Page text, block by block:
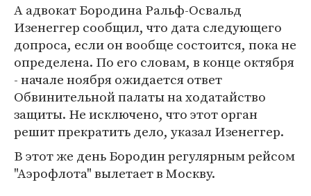
А адвокат Бородина Ральф-Освальд
Изенеггер сообщил, что дата следующего
допроса, если он вообще состоится, пока не
определена. По его словам, в конце октября
- начале ноября ожидается ответ
Обвинительной палаты на ходатайство
защиты. Не исключено, что этот орган
решит прекратить дело, указал Изенеггер.
В этот же день Бородин регулярным рейсом
"Аэрофлота" вылетает в Москву.